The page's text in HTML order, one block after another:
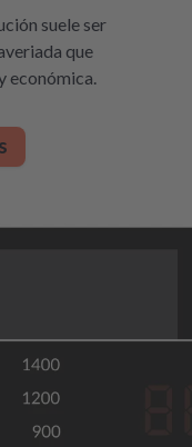
suele ser
que
económica.